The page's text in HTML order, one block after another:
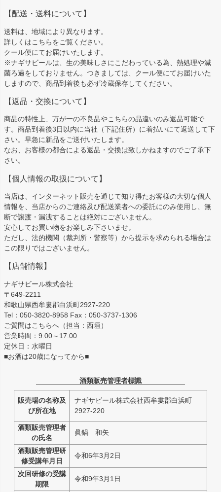
【配送・送料について】
送料は、地域により異なります。
詳しくはこちらをご覧ください。
クール便にてお届けいたします。
※ナギサビールは、生の美味しさにこだわっている為、熱処理や減
菌ろ過をしておりません。つきましては、クール便にてお届けいた
しますので、商品到着後も必ず冷蔵保存してください。
【返品・交換について】
商品の特性上、万が一の不良品やこちらの品違いのみ返品可能で
す。商品到着後3日以内に当社（下記住所）に着払いにて返送して下
さい。早急に新品をご送付いたします。
なお、お客様の都合による返品・交換は致しかねますのでご了承下
さい。
【個人情報の取扱について】
当店は、インターネット販売を通じて知り得たお客様の大切な個人
情報を、当店からのご連絡及び配送業者への委託にのみ使用し、無
断で譲渡・漏洩することは絶対にございません。
安心してお買い物をお楽しみ下さいませ。
ただし、法的機関（裁判所・警察等）から提示を求められる場合は
この限りではございません。
【店舗情報】
ナギサビール株式会社
〒649-2211
和歌山県西牟婁郡白浜町2927-220
Tel：050-3820-8958 Fax：050-3737-1306
ご質問はこちらへ（担当：西垣）
営業時間：9:00～17:00
定休日：水曜日
■お酒は20歳になってから■
酒類販売管理者標識
販売場の名称及
び所在地
ナギサビール株式会社西牟婁郡白浜町
2927-220
酒類販売管理者
の氏名
眞鍋 和矢
酒類販売管理研
修受講年月日
令和6年3月2日
次回研修の受講
期限
令和9年3月1日